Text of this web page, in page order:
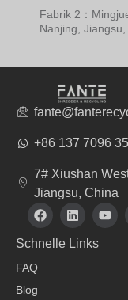
Fabrik 2：
Nanjing, Jiangsu,
+86 137 7096
7# Xiushan
Jiangsu, China
F
a
c
e
L
i
n
k
Y
o
u
Schnelle Links
FAQ
Blog